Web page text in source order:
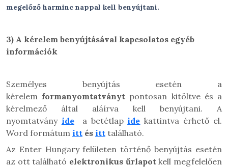
megelőző harminc nappal kell benyújtani.
3) A kérelem benyújtásával kapcsolatos egyéb
információk
Személyes benyújtás esetén a
kérelem formanyomtatványt pontosan kitöltve és a
kérelmező által aláírva kell benyújtani. A
nyomtatvány ide a betétlapide kattintva érhető el.
Word formátum itt és itt található.
Az Enter Hungary felületen történő benyújtás esetén
az ott található elektronikus űrlapotkell megfelelően